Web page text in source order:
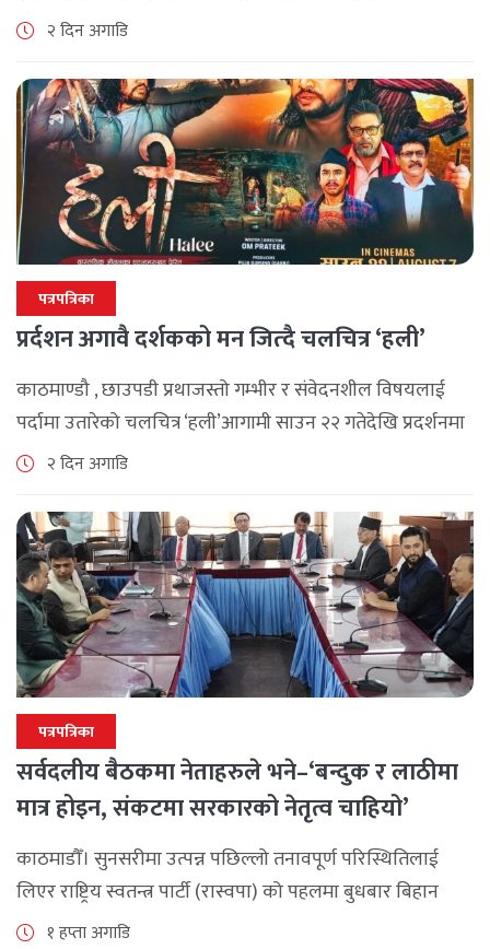
एसोसिएसनले अन्तर्राष्ट्रिय सहकार्यलाई नयाँ उचाइमा पुर्‍याउँदै
जनाएको छ। भ्रमणका क्रममा विश्व [...]
२ दिन अगाडि
पत्रपत्रिका
प्रर्दशन अगावै दर्शकको मन जित्दै चलचित्र ‘हली’
काठमाण्डौ , छाउपडी प्रथाजस्तो गम्भीर र संवेदनशील विषयलाई
पर्दामा उतारेको चलचित्र ‘हली’आगामी साउन २२ गतेदेखि प्रदर्शनमा
आउने भएको छ। जापुरा फिल्मस् प्रोडक्सन र शुभ चिरायू फिल्मस्को
२ दिन अगाडि
पत्रपत्रिका
सर्वदलीय बैठकमा नेताहरुले भने–‘बन्दुक र लाठीमा
मात्र होइन, संकटमा सरकारको नेतृत्व चाहियो’
काठमाडौँ। सुनसरीमा उत्पन्न पछिल्लो तनावपूर्ण परिस्थितिलाई
लिएर राष्ट्रिय स्वतन्त्र पार्टी (रास्वपा) को पहलमा बुधबार बिहान
सिंहदरबारमा सर्वदलीय बैठक जारी छ। रास्वपाका सभापति रवि
१ हप्ता अगाडि